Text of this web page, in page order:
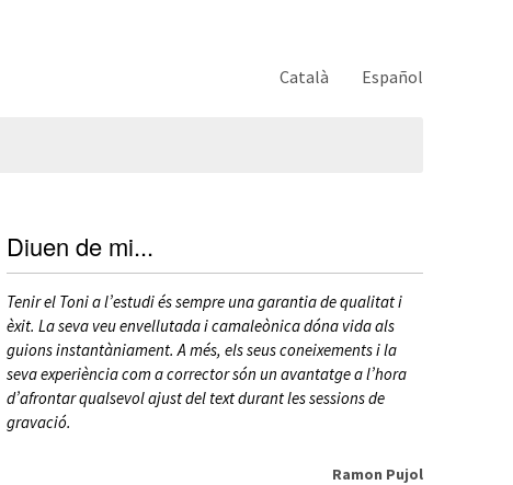
Español
Català
Diuen de mi...
Tenir el Toni a l’estudi és sempre una garantia de qualitat i
èxit. La seva veu envellutada i camaleònica dóna vida als
guions instantàniament. A més, els seus coneixements i la
seva experiència com a corrector són un avantatge a l’hora
d’afrontar qualsevol ajust del text durant les sessions de
gravació.
Ramon Pujol